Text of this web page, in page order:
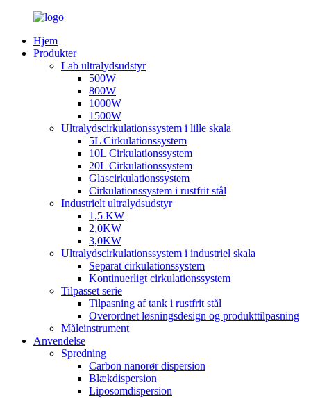
Hjem
Produkter
Lab ultralydsudstyr
500W
800W
1000W
1500W
Ultralydscirkulationssystem i lille skala
5L Cirkulationssystem
10L Cirkulationssystem
20L Cirkulationssystem
Glascirkulationssystem
Cirkulationssystem i rustfrit stål
Industrielt ultralydsudstyr
1,5 KW
2,0KW
3,0KW
Ultralydscirkulationssystem i industriel skala
Separat cirkulationssystem
Kontinuerligt cirkulationssystem
Tilpasset serie
Tilpasning af tank i rustfrit stål
Overordnet løsningsdesign og produkttilpasning
Måleinstrument
Anvendelse
Spredning
Carbon nanorør dispersion
Blækdispersion
Liposomdispersion